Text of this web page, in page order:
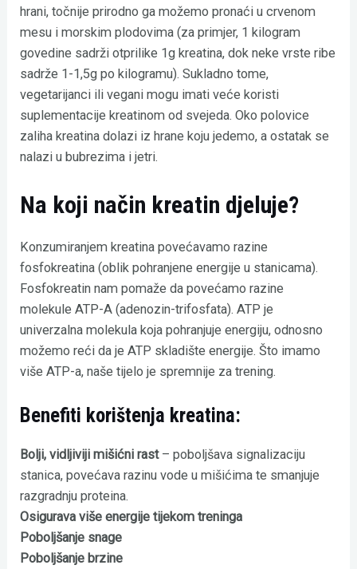
hrani, točnije prirodno ga možemo pronaći u crvenom
mesu i morskim plodovima (za primjer, 1 kilogram
govedine sadrži otprilike 1g kreatina, dok neke vrste ribe
sadrže 1-1,5g po kilogramu). Sukladno tome,
vegetarijanci ili vegani mogu imati veće koristi
suplementacije kreatinom od svejeda. Oko polovice
zaliha kreatina dolazi iz hrane koju jedemo, a ostatak se
nalazi u bubrezima i jetri.
Na koji način kreatin djeluje?
Konzumiranjem kreatina povećavamo razine
fosfokreatina (oblik pohranjene energije u stanicama).
Fosfokreatin nam pomaže da povećamo razine
molekule ATP-A (adenozin-trifosfata). ATP je
univerzalna molekula koja pohranjuje energiju, odnosno
možemo reći da je ATP skladište energije. Što imamo
više ATP-a, naše tijelo je spremnije za trening.
Benefiti korištenja kreatina:
Bolji, vidljiviji mišićni rast – poboljšava signalizaciju
stanica, povećava razinu vode u mišićima te smanjuje
razgradnju proteina.
Osigurava više energije tijekom treninga
Poboljšanje snage
Poboljšanje brzine